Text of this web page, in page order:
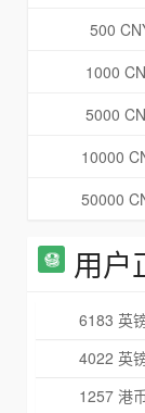
500
1000
5000
10000
50000
用户
6183 英
4022 英
1257 港